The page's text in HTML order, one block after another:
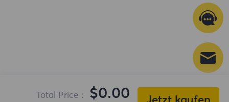
Total Price： $0.00